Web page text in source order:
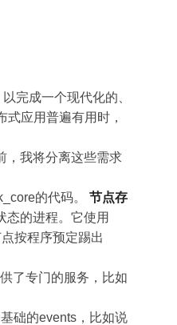
完成一个现代化的、
应用普遍有用时，
，我将分离这些需求
的代码。 节点存
态的进程。它使用
按程序预定踢出
了专门的服务，比如
础的events，比如说